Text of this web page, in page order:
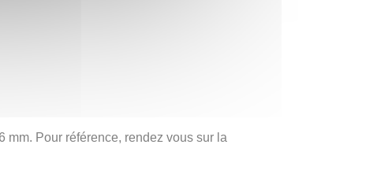
mm. Pour référence, rendez vous sur la